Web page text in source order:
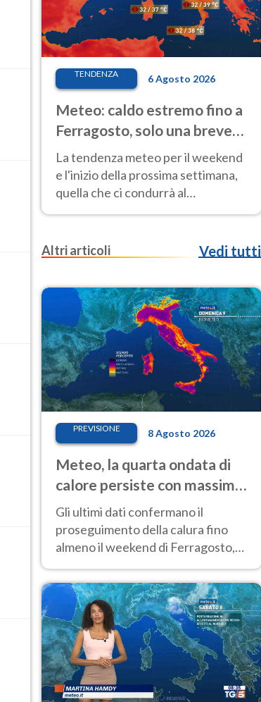
TENDENZA 6 Agosto 2026
Meteo: caldo estremo fino a
Ferragosto, solo una breve
pausa. Ecco dove
La tendenza meteo per il weekend
e l'inizio della prossima settimana,
quella che ci condurrà al
Ferragosto, vede ancora
Altri articoli
Vedi tutti
PREVISIONE 8 Agosto 2026
Meteo, la quarta ondata di
calore persiste con massime
sempre molto elevate
Gli ultimi dati confermano il
proseguimento della calura fino
almeno il weekend di Ferragosto,
intensificazione prossima
settimana